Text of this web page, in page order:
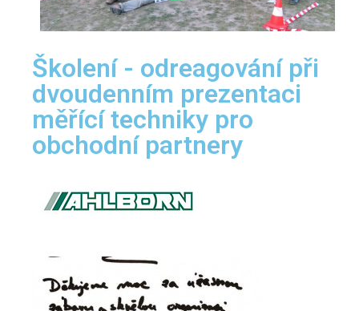
Školení - odreagování při
dvoudenním prezentaci
měřící techniky pro
obchodní partnery